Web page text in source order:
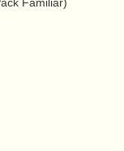
Familiar)